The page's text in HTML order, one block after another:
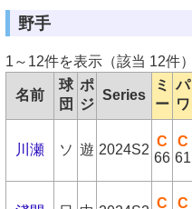
野手
1～12件を表示（該当 12件）
名前
球
団
ポ
ジ
Series
ミ
ー
パ
ワ
川瀬 ソ 遊 2024S2
C
66
C
61
C
C